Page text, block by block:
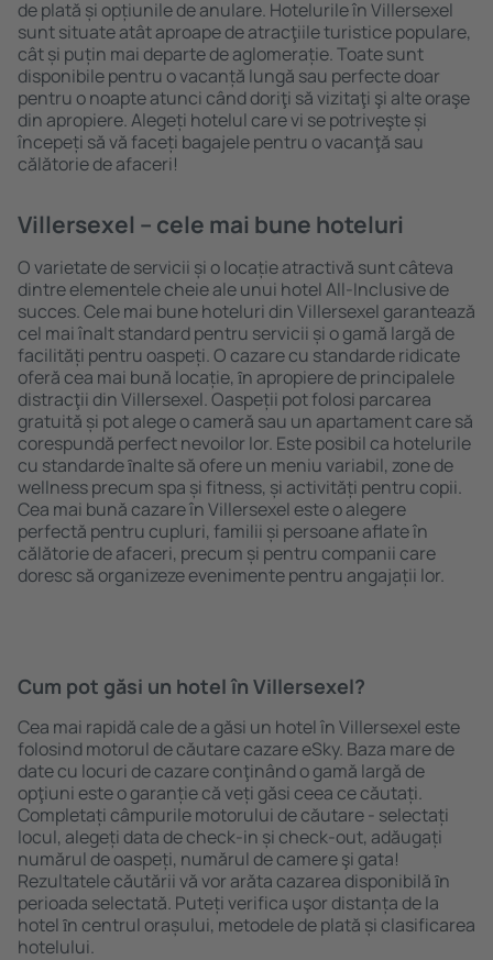
de plată și opțiunile de anulare. Hotelurile în Villersexel
sunt situate atât aproape de atracţiile turistice populare,
cât și puțin mai departe de aglomerație. Toate sunt
disponibile pentru o vacanță lungă sau perfecte doar
pentru o noapte atunci când doriţi să vizitaţi şi alte oraşe
din apropiere. Alegeți hotelul care vi se potriveşte și
începeți să vă faceți bagajele pentru o vacanţă sau
călătorie de afaceri!
Villersexel – cele mai bune hoteluri
O varietate de servicii și o locație atractivă sunt câteva
dintre elementele cheie ale unui hotel All-Inclusive de
succes. Cele mai bune hoteluri din Villersexel garantează
cel mai înalt standard pentru servicii și o gamă largă de
facilități pentru oaspeți. O cazare cu standarde ridicate
oferă cea mai bună locație, ȋn apropiere de principalele
distracţii din Villersexel. Oaspeții pot folosi parcarea
gratuită și pot alege o cameră sau un apartament care să
corespundă perfect nevoilor lor. Este posibil ca hotelurile
cu standarde ȋnalte să ofere un meniu variabil, zone de
wellness precum spa și fitness, și activități pentru copii.
Cea mai bună cazare în Villersexel este o alegere
perfectă pentru cupluri, familii și persoane aflate în
călătorie de afaceri, precum și pentru companii care
doresc să organizeze evenimente pentru angajații lor.
Cum pot găsi un hotel în Villersexel?
Cea mai rapidă cale de a găsi un hotel în Villersexel este
folosind motorul de căutare cazare eSky. Baza mare de
date cu locuri de cazare conţinând o gamă largă de
opţiuni este o garanție că veți găsi ceea ce căutați.
Completați câmpurile motorului de căutare - selectați
locul, alegeți data de check-in și check-out, adăugați
numărul de oaspeți, numărul de camere şi gata!
Rezultatele căutării vă vor arăta cazarea disponibilă ȋn
perioada selectată. Puteți verifica uşor distanța de la
hotel ȋn centrul orașului, metodele de plată și clasificarea
hotelului.